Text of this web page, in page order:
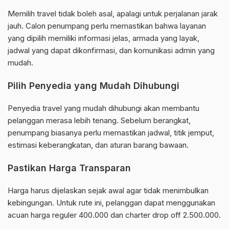
Memilih travel tidak boleh asal, apalagi untuk perjalanan jarak
jauh. Calon penumpang perlu memastikan bahwa layanan
yang dipilih memiliki informasi jelas, armada yang layak,
jadwal yang dapat dikonfirmasi, dan komunikasi admin yang
mudah.
Pilih Penyedia yang Mudah Dihubungi
Penyedia travel yang mudah dihubungi akan membantu
pelanggan merasa lebih tenang. Sebelum berangkat,
penumpang biasanya perlu memastikan jadwal, titik jemput,
estimasi keberangkatan, dan aturan barang bawaan.
Pastikan Harga Transparan
Harga harus dijelaskan sejak awal agar tidak menimbulkan
kebingungan. Untuk rute ini, pelanggan dapat menggunakan
acuan harga reguler 400.000 dan charter drop off 2.500.000.